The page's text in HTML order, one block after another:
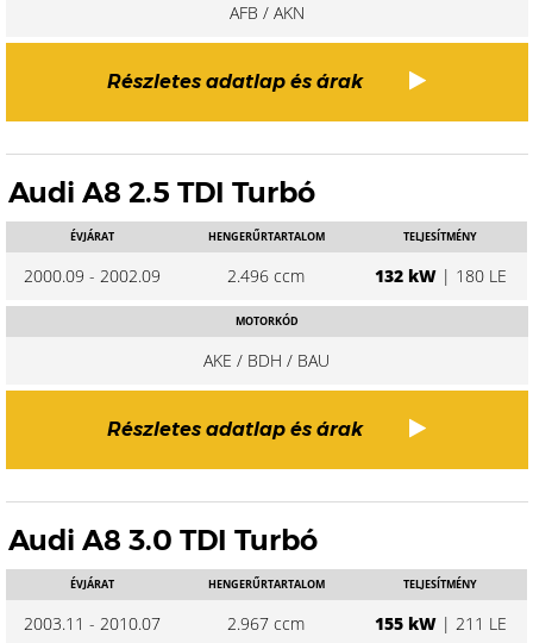
AFB / AKN
Részletes adatlap és árak
Audi A8 2.5 TDI Turbó
ÉVJÁRAT
2000.09 - 2002.09
HENGERŰRTARTALOM
2.496 ccm
TELJESÍTMÉNY
132 kW| 180 LE
MOTORKÓD
AKE / BDH / BAU
Részletes adatlap és árak
Audi A8 3.0 TDI Turbó
ÉVJÁRAT
2003.11 - 2010.07
HENGERŰRTARTALOM
2.967 ccm
TELJESÍTMÉNY
155 kW| 211 LE